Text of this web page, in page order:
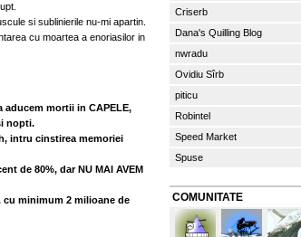
si sublinierile nu-mi apartin.
cu moartea a enoriasilor in
mortii in CAPELE,
nopti.
intru cinstirea memoriei
de 80%, dar NU MAI AVEM
cu minimum 2 milioane de
Criserb
Dana's Quilling Blog
nwradu
Ovidiu Sîrb
piticu
Robintel
Speed Market
Spuse
COMUNITATE